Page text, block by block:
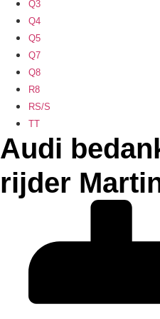
Q3
Q4
Q5
Q7
Q8
R8
RS/S
TT
Audi
rijder